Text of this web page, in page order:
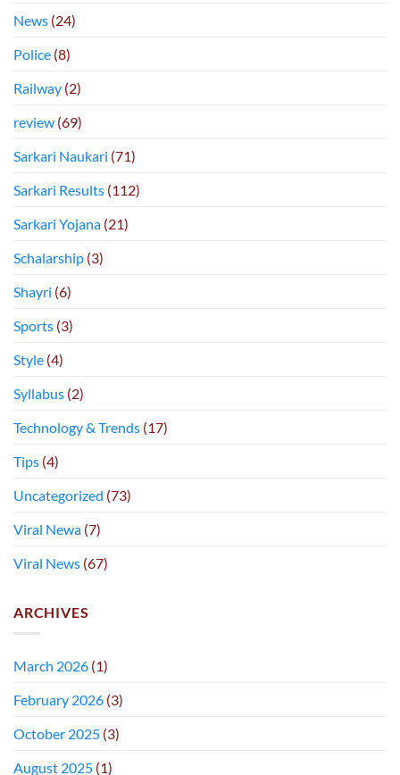
News (24)
Police (8)
Railway (2)
review (69)
Sarkari Naukari (71)
Sarkari Results (112)
Sarkari Yojana (21)
Schalarship (3)
Shayri (6)
Sports (3)
Style (4)
Syllabus (2)
Technology & Trends (17)
Tips (4)
Uncategorized (73)
Viral Newa (7)
Viral News (67)
ARCHIVES
March 2026 (1)
February 2026 (3)
October 2025 (3)
August 2025 (1)